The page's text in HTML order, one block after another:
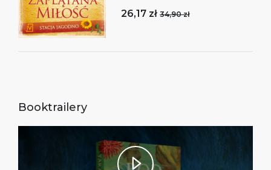
26,17 zł 34,90 zł
Booktrailery